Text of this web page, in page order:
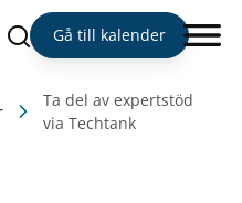
Sök Gå till kalender
Ta del av expertstöd
via Techtank